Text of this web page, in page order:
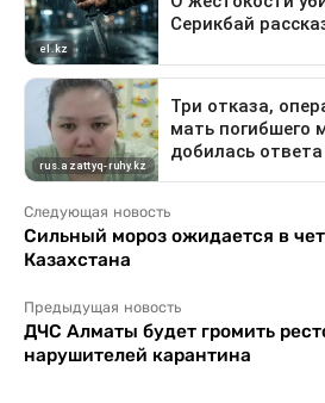
Следующая новость
Сильный мороз ожидается в
Казахстана
Предыдущая новость
ДЧС Алматы будет громить
нарушителей карантина